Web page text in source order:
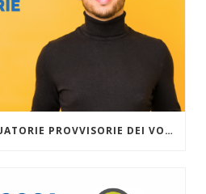
PUBBLICATE LE GRADUATORIE PROVVISORIE DEI VOLONTARI, CANDIDATI PER I PROGETTI CONTENUTI NEL BANDO PER LA SELEZIONE DI OPERATORI VOLONTARI DEL SERVIZIO CIVILE UNIVERSALE “ANIMARE EDUCANDO” E “CITTADINI CREATTIVI”